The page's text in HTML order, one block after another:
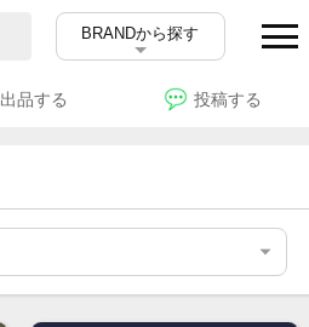
BRANDから探す
出品する 投稿する